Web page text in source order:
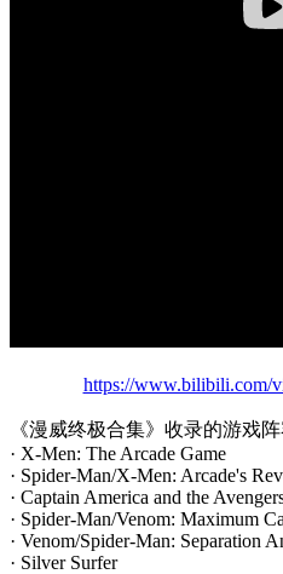
https://www.bilibili.com/
《漫威终极合集》收录的游戏阵
· X-Men: The Arcade Game
· Spider-Man/X-Men: Arcade's
· Captain America and the
· Spider-Man/Venom: Maximum
· Venom/Spider-Man: Separation
· Silver Surfer